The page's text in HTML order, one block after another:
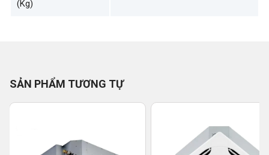
(Kg)
SẢN PHẨM TƯƠNG TỰ